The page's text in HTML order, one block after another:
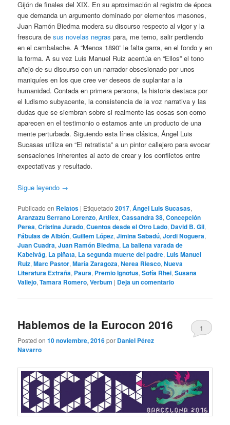
Gijón de finales del XIX. En su aproximación al registro de época
que demanda un argumento dominado por elementos masones,
Juan Ramón Biedma modera su discurso respecto al vigor y la
frescura desus novelas negras para, me temo, salir perdiendo
en el cambalache. A “Menos 1890” le falta garra, en el fondo y en
la forma. A su vez Luis Manuel Ruiz acentúa en “Ellos” el tono
añejo de su discurso con un narrador obsesionado por unos
maniquíes en los que cree ver deseos de suplantar a la
humanidad. Contada en primera persona, la historia destaca por
el ludismo subyacente, la consistencia de la voz narrativa y las
dudas que se siembran sobre si realmente las cosas son como
aparecen en el testimonio o estamos ante un producto de una
mente perturbada. Siguiendo esta línea clásica, Ángel Luis
Sucasas utiliza en “El retratista” a un pintor callejero para evocar
sensaciones inherentes al acto de crear y los conflictos entre
expectativas y resultado.
Sigue leyendo →
Publicado en Relatos | Etiquetado 2017,Ángel Luis Sucasas,
Aranzazu Serrano Lorenzo,Artifex,Cassandra 38,Concepción
Perea,Cristina Jurado,Cuentos desde el Otro Lado, David B. Gil,
Fábulas de Albión,Guillem López,Jimina Sabadú,Jordi Noguera,
Juan Cuadra,Juan Ramón Biedma, La ballena varada de
Kabelvåg, La piñata, La segunda muerte del padre, Luis Manuel
Ruiz,Marc Pastor,María Zaragoza,Nerea Riesco,Nueva
Literatura Extraña, Paura, Premio Ignotus,Sofía Rhei,Susana
Vallejo,Tamara Romero,Verbum | Deja un comentario
Hablemos de la Eurocon 2016
Posted on10 noviembre, 2016por Daniel Pérez
Navarro
1